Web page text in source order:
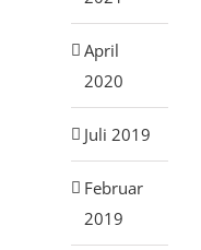
April
2020
Juli 2019
Februar
2019